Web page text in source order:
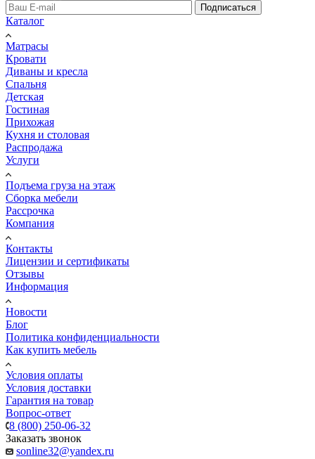
Подписаться
Каталог
Матрасы
Кровати
Диваны и кресла
Спальня
Детская
Гостиная
Прихожая
Кухня и столовая
Распродажа
Услуги
Подъема груза на этаж
Сборка мебели
Рассрочка
Компания
Контакты
Лицензии и сертификаты
Отзывы
Информация
Новости
Блог
Политика конфиденциальности
Как купить мебель
Условия оплаты
Условия доставки
Гарантия на товар
Вопрос-ответ
8 (800) 250-06-32
Заказать звонок
sonline32@yandex.ru